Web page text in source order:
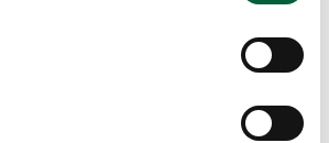
und Fakten - täglich
uns mit Deinen Kommentaren
dich an, um dir deine